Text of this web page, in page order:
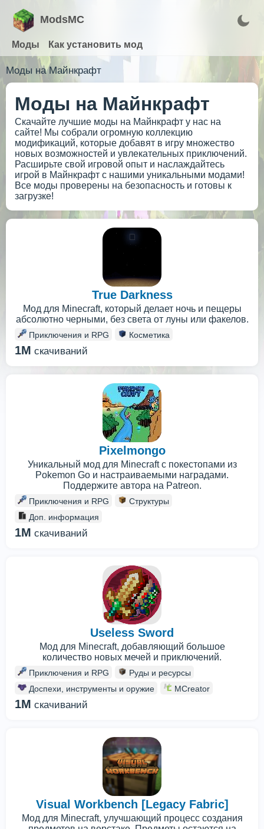
ModsMC
Моды Как установить мод
Моды на Майнкрафт
Моды на Майнкрафт
Скачайте лучшие моды на Майнкрафт у нас на
сайте! Мы собрали огромную коллекцию
модификаций, которые добавят в игру множество
новых возможностей и увлекательных приключений.
Расширьте свой игровой опыт и наслаждайтесь
игрой в Майнкрафт с нашими уникальными модами!
Все моды проверены на безопасность и готовы к
загрузке!
True Darkness
Мод для Minecraft, который делает ночь и пещеры
абсолютно черными, без света от луны или факелов.
Приключения и RPG Косметика
1M скачиваний
Pixelmongo
Уникальный мод для Minecraft с покестопами из
Pokemon Go и настраиваемыми наградами.
Поддержите автора на Patreon.
Приключения и RPG
Структуры
Доп. информация
1M скачиваний
Useless Sword
Мод для Minecraft, добавляющий большое
количество новых мечей и приключений.
Приключения и RPG
Руды и ресурсы
Доспехи, инструменты и оружие
MCreator
1M скачиваний
Visual Workbench [Legacy Fabric]
Мод для Minecraft, улучшающий процесс создания